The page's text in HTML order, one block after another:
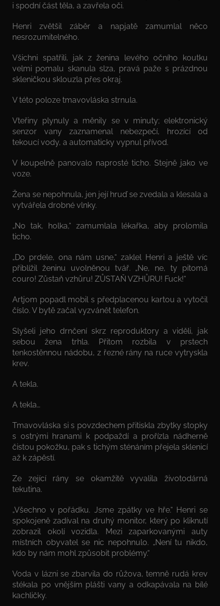
i spodní část těla, a zavřela oči.
Henri zvětšil záběr a napjatě zamumlal něco
nesrozumitelného.
Všichni spatřili, jak z ženina levého očního koutku
velmi pomalu skanula slza, pravá paže s prázdnou
skleničkou sklouzla přes okraj.
V této poloze tmavovláska strnula.
Vteřiny plynuly a měnily se v minuty; elektronický
senzor vany zaznamenal nebezpečí, hrozící od
tekoucí vody, a automaticky vypnul přívod.
V koupelně panovalo naprosté ticho. Stejně jako ve
voze.
Žena se nepohnula, jen její hruď se zvedala a klesala a
vytvářela drobné vlnky.
„No tak, holka,“ zamumlala lékařka, aby prolomila
ticho.
„Do prdele, ona nám usne,“ zaklel Henri a ještě víc
přiblížil ženinu uvolněnou tvář. „Ne, ne, ty pitomá
couro! Zůstaň vzhůru! ZŮSTAŇ VZHŮRU! Fuck!“
Artjom popadl mobil s předplacenou kartou a vytočil
číslo. V bytě začal vyzvánět telefon.
Slyšeli jeho drnčení skrz reproduktory a viděli, jak
sebou žena trhla. Přitom rozbila v prstech
tenkostěnnou nádobu, z řezné rány na ruce vytryskla
krev.
A tekla.
A tekla…
Tmavovláska si s povzdechem přitiskla zbytky stopky
s ostrými hranami k podpaždí a prořízla nádherně
čistou pokožku, pak s tichým sténáním přejela sklenicí
až k zápěstí.
Ze zející rány se okamžitě vyvalila životodárná
tekutina.
„Všechno v pořádku. Jsme zpátky ve hře.“ Henri se
spokojeně zadíval na druhý monitor, který po kliknutí
zobrazil okolí vozidla. Mezi zaparkovanými auty
místních obyvatel se nic nepohnulo. „Není tu nikdo,
kdo by nám mohl způsobit problémy.“
Voda v lázni se zbarvila do růžova, temně rudá krev
stékala po vnějším plášti vany a odkapávala na bílé
kachličky.